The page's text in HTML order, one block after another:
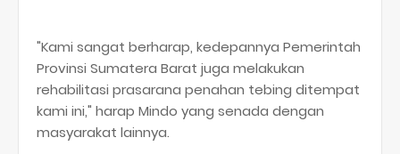
"Kami sangat berharap, kedepannya Pemerintah
Provinsi Sumatera Barat juga melakukan
rehabilitasi prasarana penahan tebing ditempat
kami ini," harap Mindo yang senada dengan
masyarakat lainnya.